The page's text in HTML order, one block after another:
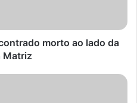
morto ao lado da
Matriz